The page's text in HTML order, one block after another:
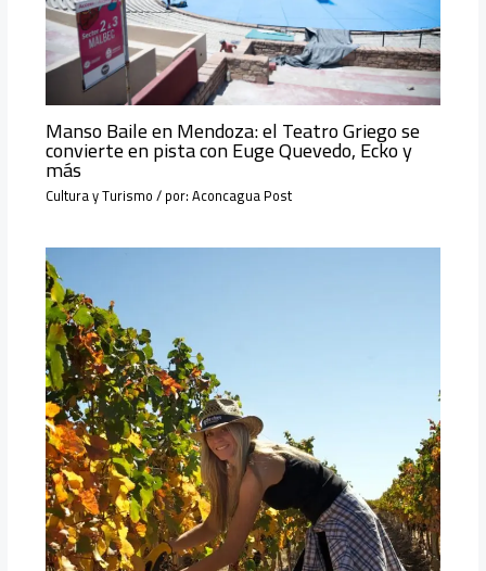
Manso Baile en Mendoza: el Teatro Griego se
convierte en pista con Euge Quevedo, Ecko y
más
Cultura y Turismo/ por:Aconcagua Post